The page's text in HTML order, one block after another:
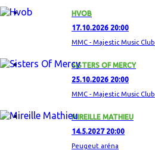
HVOB
17.10.2026 20:00
MMC - Majestic Music Club
SISTERS OF MERCY
25.10.2026 20:00
MMC - Majestic Music Club
MIREILLE MATHIEU
14.5.2027 20:00
Peugeut aréna